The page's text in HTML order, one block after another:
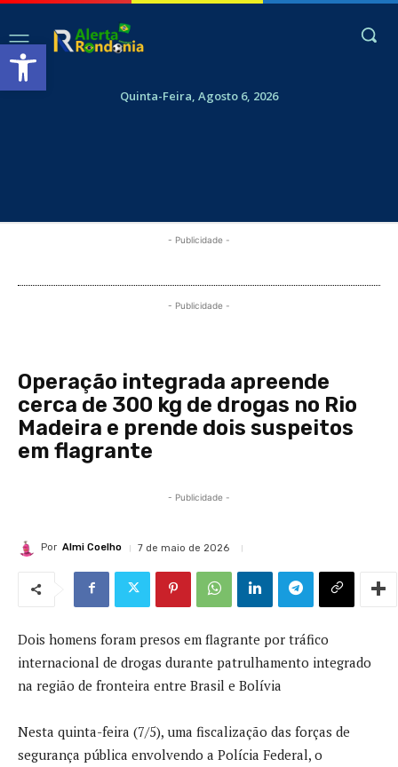
Abrir a barra de ferramentas
Quinta-Feira, Agosto 6, 2026
- Publicidade -
- Publicidade -
Operação integrada apreende
cerca de 300 kg de drogas no Rio
Madeira e prende dois suspeitos
em flagrante
- Publicidade -
Por Almi Coelho 7 de maio de 2026
Dois homens foram presos em flagrante por tráfico
internacional de drogas durante patrulhamento integrado
na região de fronteira entre Brasil e Bolívia
Nesta quinta-feira (7/5), uma fiscalização das forças de
segurança pública envolvendo a Polícia Federal, o